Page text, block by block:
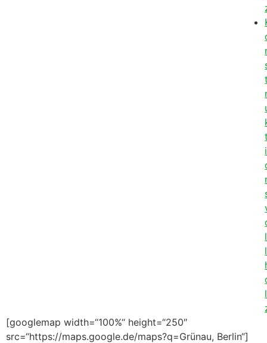
i
l
l
l
[googlemap width=“100%“ height=“250″
src=“https://maps.google.de/maps?q=Grünau, Berlin“]